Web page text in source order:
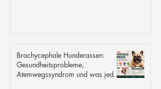
Brachycephale Hunderassen:
Gesundheitsprobleme,
Atemwegssyndrom und was jeder